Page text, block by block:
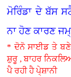
ਮੋਰਿੰਡਾ ਦੇ ਬੱਸ
ਨਾ ਹੋਣ ਕਾਰਣ
* ਦੋਨੋ ਸਾਈਡ ਤੇ ਬਣੇ
ਸ਼ੁਰੂ , ਬਾਹਰ
ਪੈ ਰਹੀ ਹੈ ਪੇ੍ਸ਼ਾਨੀ